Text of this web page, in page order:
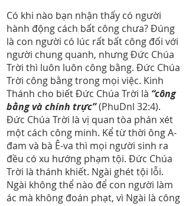
Có khi nào bạn nhận thấy có người
hành động cách bất công chưa? Đúng
là con người có lúc rất bất công đối với
người chung quanh, nhưng Đức Chúa
Trời thì luôn luôn công bằng. Đức Chúa
Trời công bằng trong mọi việc. Kinh
Thánh cho biết Đức Chúa Trời là “công
bằng và chính trực”(PhuDnl 32:4).
Đức Chúa Trời là vị quan tòa phán xét
một cách công minh. Kể từ thời ông A-
đam và bà Ê-va thì mọi người sinh ra
đều có xu hướng phạm tội. Đức Chúa
Trời là thánh khiết. Ngài ghét tội lỗi.
Ngài không thể nào để con người làm
ác mà không đoán phạt, vì Ngài là công